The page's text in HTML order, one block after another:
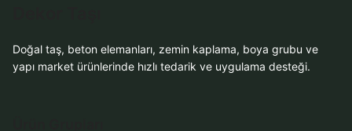
Doğal taş, beton elemanları, zemin kaplama, boya grubu ve
yapı market ürünlerinde hızlı tedarik ve uygulama desteği.